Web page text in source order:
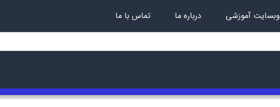
وبسایت آموزشی درباره ما تماس با ما